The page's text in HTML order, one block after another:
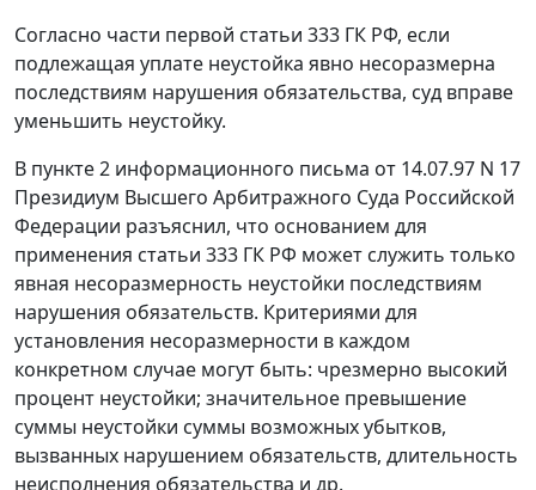
Согласно части первой статьи 333 ГК РФ, если
подлежащая уплате неустойка явно несоразмерна
последствиям нарушения обязательства, суд вправе
уменьшить неустойку.
В пункте 2 информационного письма от 14.07.97 N 17
Президиум Высшего Арбитражного Суда Российской
Федерации разъяснил, что основанием для
применения статьи 333 ГК РФ может служить только
явная несоразмерность неустойки последствиям
нарушения обязательств. Критериями для
установления несоразмерности в каждом
конкретном случае могут быть: чрезмерно высокий
процент неустойки; значительное превышение
суммы неустойки суммы возможных убытков,
вызванных нарушением обязательств, длительность
неисполнения обязательства и др.